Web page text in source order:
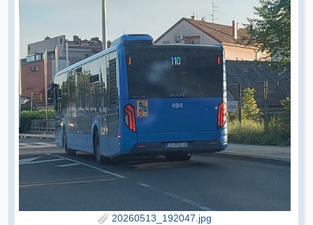
20260513_192047.jpg